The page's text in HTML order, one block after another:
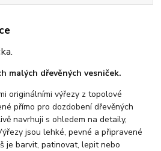
malých dřevěných vesniček.
originálními výřezy z topolové
přímo pro dozdobení dřevěných
navrhuji s ohledem na detaily,
jsou lehké, pevné a připravené
je barvit, patinovat, lepit nebo